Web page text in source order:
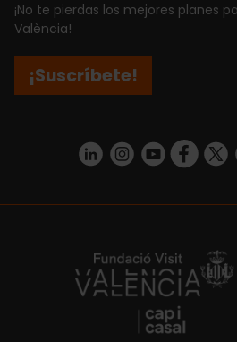
¡No te pierdas los mejores planes
València!
¡Suscríbete!
https://www.linkedin.com/company/turismo-valencia/mycompany/
https://https://https://
https://